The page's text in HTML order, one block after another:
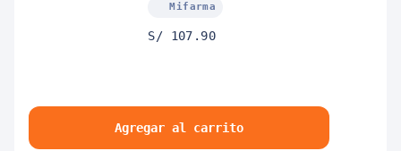
Mifarma
S/ 107.90
Agregar al carrito